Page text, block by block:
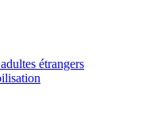
étrangers